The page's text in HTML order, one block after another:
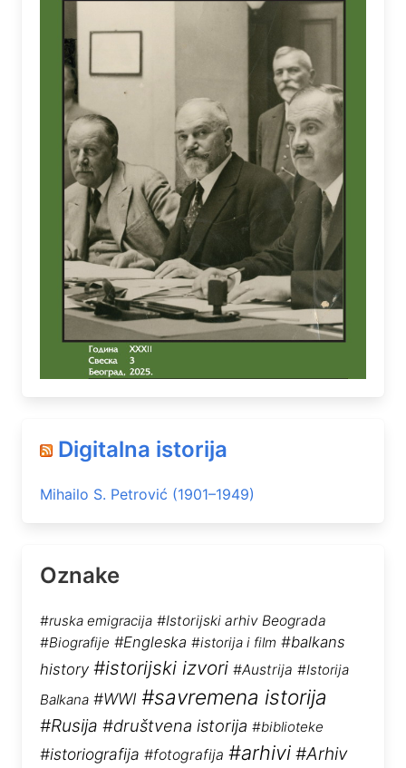
Digitalna istorija
Mihailo S. Petrović (1901–1949)
Oznake
#ruska emigracija #Istorijski arhiv Beograda
#Biografije #Engleska #istorija i film #balkans
history #istorijski izvori #Austrija #Istorija
Balkana #WWI #savremena istorija
#Rusija #društvena istorija #biblioteke
#istoriografija #fotografija #arhivi #Arhiv